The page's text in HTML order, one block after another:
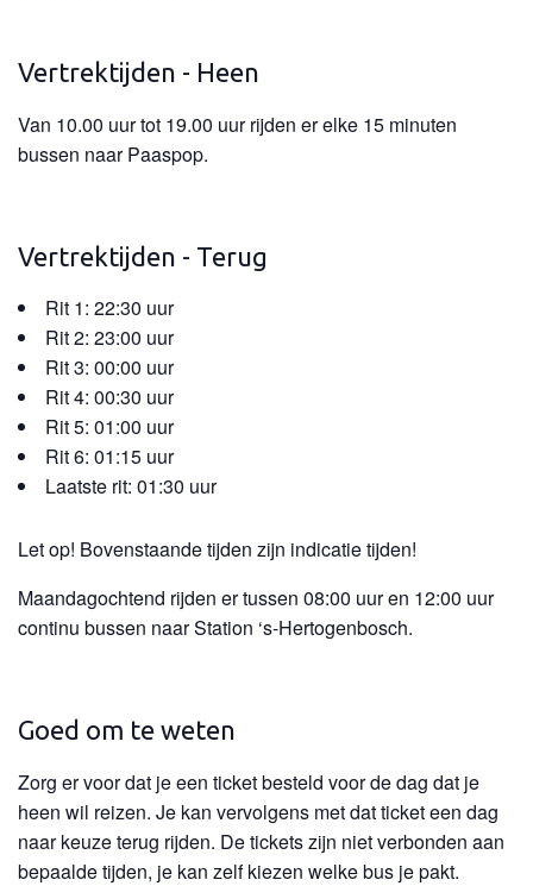
Vertrektijden - Heen
Van 10.00 uur tot 19.00 uur rijden er elke 15 minuten
bussen naar Paaspop.
Vertrektijden - Terug
Rit 1: 22:30 uur
Rit 2: 23:00 uur
Rit 3: 00:00 uur
Rit 4: 00:30 uur
Rit 5: 01:00 uur
Rit 6: 01:15 uur
Laatste rit: 01:30 uur
Let op! Bovenstaande tijden zijn indicatie tijden!
Maandagochtend rijden er tussen 08:00 uur en 12:00 uur
continu bussen naar Station ‘s-Hertogenbosch.
Goed om te weten
Zorg er voor dat je een ticket besteld voor de dag dat je
heen wil reizen. Je kan vervolgens met dat ticket een dag
naar keuze terug rijden. De tickets zijn niet verbonden aan
bepaalde tijden, je kan zelf kiezen welke bus je pakt.